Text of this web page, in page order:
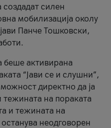
силен
мобилизација околу
Панче Тошковски,
беше активирана
“Јави се и слушни”,
директно да ја
тежината на пораката
и тежината на
неодговорен